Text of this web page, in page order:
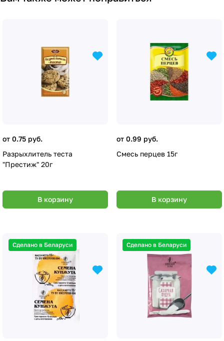
от 0.75 руб.
Разрыхлитель теста
"Престиж" 20г
В корзину
от 0.99 руб.
Смесь перцев 15г
В корзину
Сделано в Беларуси Сделано в Беларуси